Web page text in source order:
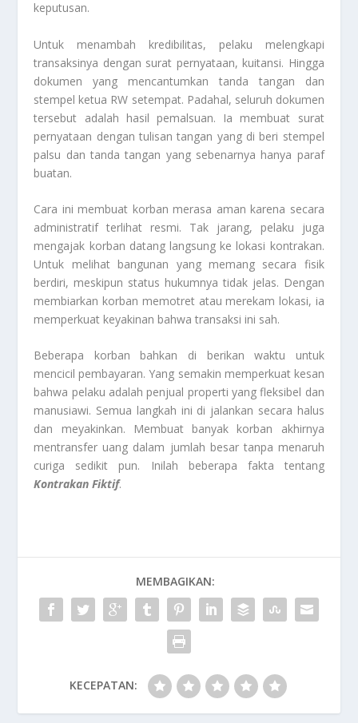
keputusan.
Untuk menambah kredibilitas, pelaku melengkapi
transaksinya dengan surat pernyataan, kuitansi. Hingga
dokumen yang mencantumkan tanda tangan dan
stempel ketua RW setempat. Padahal, seluruh dokumen
tersebut adalah hasil pemalsuan. Ia membuat surat
pernyataan dengan tulisan tangan yang di beri stempel
palsu dan tanda tangan yang sebenarnya hanya paraf
buatan.
Cara ini membuat korban merasa aman karena secara
administratif terlihat resmi. Tak jarang, pelaku juga
mengajak korban datang langsung ke lokasi kontrakan.
Untuk melihat bangunan yang memang secara fisik
berdiri, meskipun status hukumnya tidak jelas. Dengan
membiarkan korban memotret atau merekam lokasi, ia
memperkuat keyakinan bahwa transaksi ini sah.
Beberapa korban bahkan di berikan waktu untuk
mencicil pembayaran. Yang semakin memperkuat kesan
bahwa pelaku adalah penjual properti yang fleksibel dan
manusiawi. Semua langkah ini di jalankan secara halus
dan meyakinkan. Membuat banyak korban akhirnya
mentransfer uang dalam jumlah besar tanpa menaruh
curiga sedikit pun. Inilah beberapa fakta tentang
Kontrakan Fiktif.
MEMBAGIKAN:
KECEPATAN: